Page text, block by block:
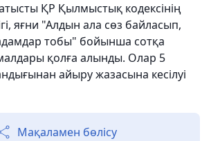
ҚР Қылмыстық кодексінің
яғни "Алдын ала сөз байласып,
тобы" бойынша сотқа
қолға алынды. Олар 5
айыру жазасына кесілуі
Мақаламен бөлісу